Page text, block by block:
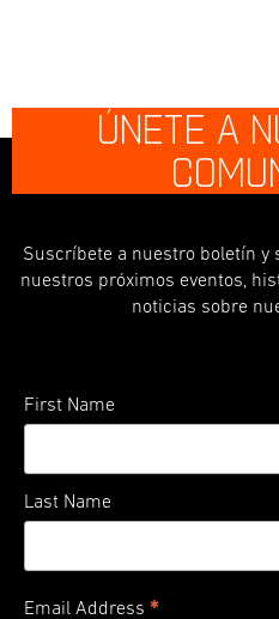
ÚNETE A
Suscríbete a nuestro boletín y
nuestros próximos eventos,
noticias sobre
First Name
Last Name
Email Address